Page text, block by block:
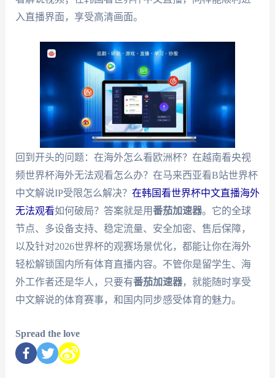
入直播界面，享受高清画面。
回到开头的问题：在海外怎么看欧洲杯？在越南看央视
频世界杯海外无法观看怎么办？在马来西亚看B站世界杯
中文解说IP受限怎么解决？ 在韩国看世界杯中文直播海外
无法观看如何破局？答案就是用番茄加速器。它的全球
节点、多设备支持、稳定流量、安全加密、售后保障，
以及针对2026世界杯的观赛场景优化，都能让你在海外
轻松解锁国内所有体育直播内容。不管你是留学生、海
外工作者还是华人，只要有番茄加速器，就能随时享受
中文解说的体育赛事，和国内同步感受体育的魅力。
Spread the love